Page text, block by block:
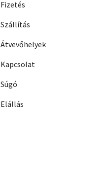
Fizetés
Szállítás
Átvevőhelyek
Kapcsolat
Súgó
Elállás